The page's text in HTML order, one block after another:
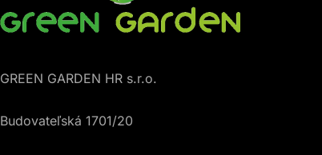
GREEN GARDEN HR s.r.o.
Budovateľská 1701/20